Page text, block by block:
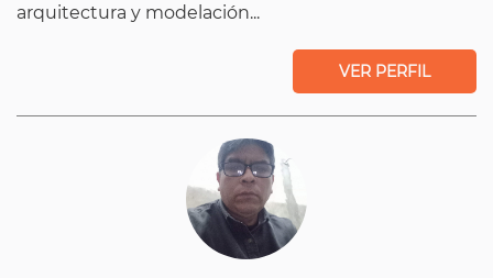
arquitectura y modelación...
VER PERFIL